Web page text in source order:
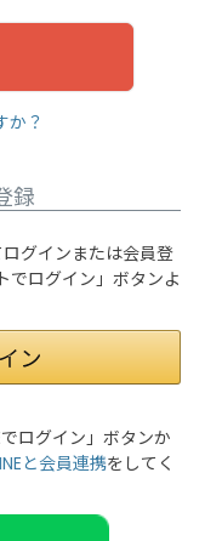
か？
録
グインまたは会員登
ログイン」ボタンよ
ログイン」ボタンか
と会員連携をしてく